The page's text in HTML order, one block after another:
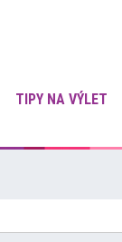
TIPY NA VÝLET